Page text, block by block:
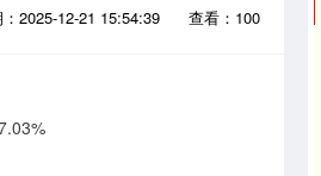
：2025-12-21 15:54:39 查看：100